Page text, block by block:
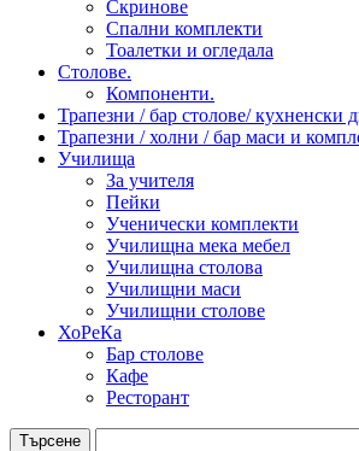
Скринове
Спални комплекти
Тоалетки и огледала
Столове.
Компоненти.
Трапезни / бар столове/ кухненски
Трапезни / холни / бар маси и
Училища
За учителя
Пейки
Ученически комплекти
Училищна мека мебел
Училищна столова
Училищни маси
Училищни столове
ХоРеКа
Бар столове
Кафе
Ресторант
Търсене